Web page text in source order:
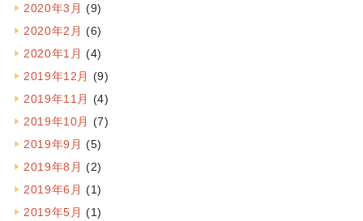
2020年3月 (9)
2020年2月 (6)
2020年1月 (4)
2019年12月 (9)
2019年11月 (4)
2019年10月 (7)
2019年9月 (5)
2019年8月 (2)
2019年6月 (1)
2019年5月 (1)